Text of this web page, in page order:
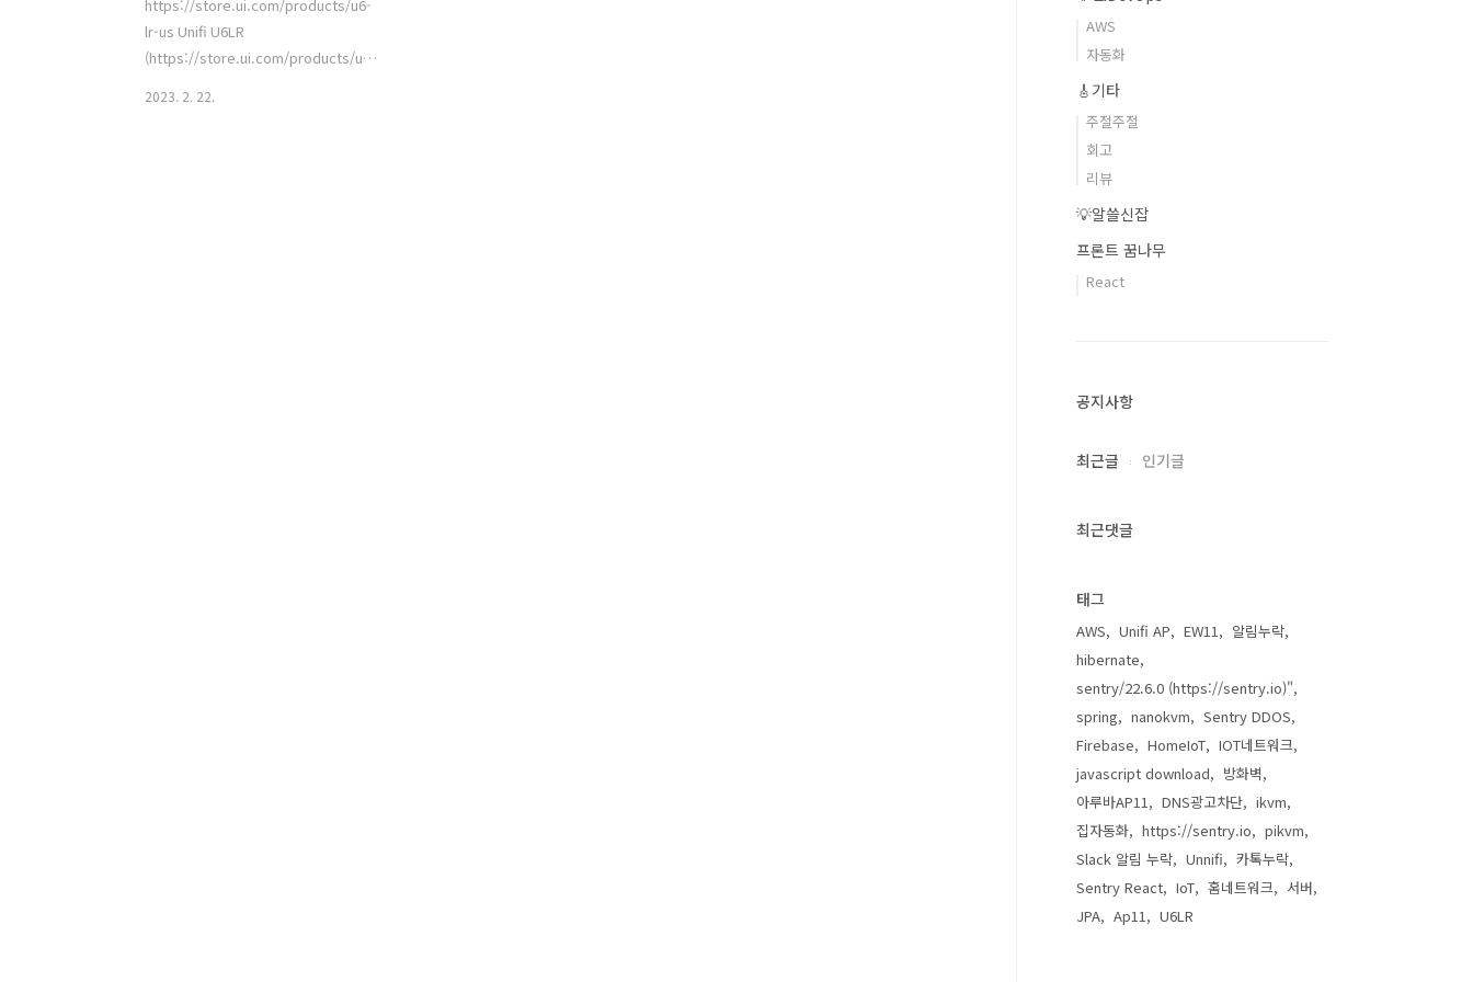
https://store.ui.com/products/u6-
lr-us Unifi U6LR
(https://store.ui.com/products/u6-
2023. 2. 22.
AWS
자동화
🎸기타
주절주절
회고
리뷰
💡알쓸신잡
프론트 꿈나무
React
공지사항
최근글 인기글
최근댓글
태그
AWS Unifi AP EW11
알림누락
hibernate
sentry/22.6.0 (https://sentry.io)"
spring
nanokvm
Sentry DDOS
Firebase
HomeIoT
IOT네트워크
javascript download
방화벽
아루바AP11
DNS광고차단
ikvm
집자동화
https://sentry.io
pikvm
Slack 알림 누락
Unnifi
카톡누락
Sentry React
IoT 홈네트워크
서버
JPA
Ap11 U6LR